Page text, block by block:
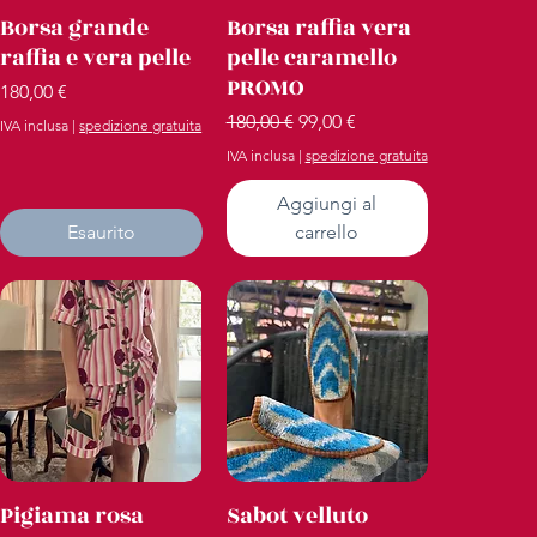
Vista rapida
Borsa grande
raffia e vera pelle
Prezzo
180,00 €
IVA inclusa |spedizione gratuita
Esaurito
Vista rapida
Borsa raffia vera
pelle caramello
PROMO
Prezzo regolare
180,00 € Prezzo scontato
99,00 €
IVA inclusa| spedizione gratuita
Aggiungi al
carrello
Vista rapida
Pigiama rosa
Vista rapida
Sabot velluto